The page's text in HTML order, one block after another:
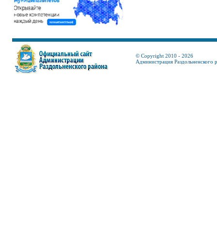
© Copyright 2010 - 2026
Администрация Раздольненского